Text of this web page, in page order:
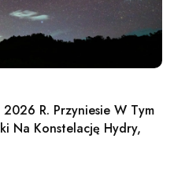
R. Przyniesie W Tym
Na Konstelację Hydry,